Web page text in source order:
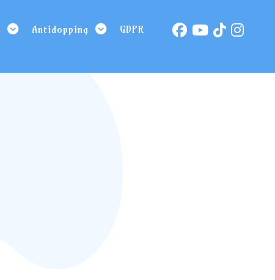
Antidopping GDPR